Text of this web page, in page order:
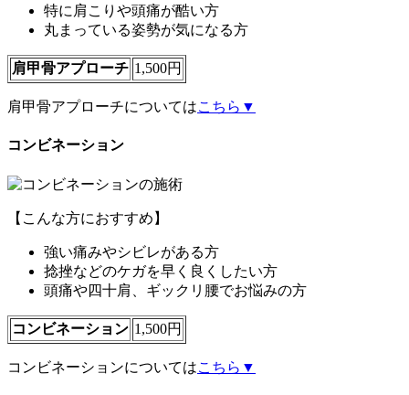
特に肩こりや頭痛が酷い方
丸まっている姿勢が気になる方
肩甲骨アプローチ 1,500円
肩甲骨アプローチについてはこちら▼
コンビネーション
【こんな方におすすめ】
強い痛みやシビレがある方
捻挫などのケガを早く良くしたい方
頭痛や四十肩、ギックリ腰でお悩みの方
コンビネーション 1,500円
コンビネーションについてはこちら▼